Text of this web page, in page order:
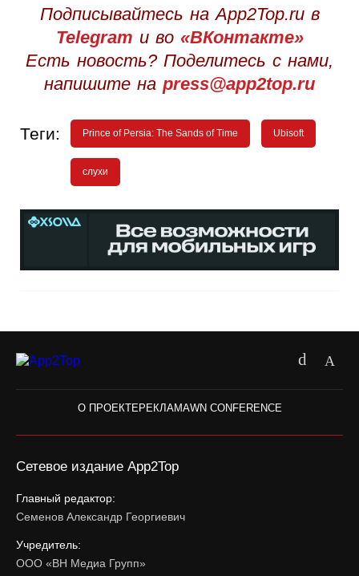
Подписывайтесь на App2Top.ru в
Telegram и во «ВКонтакте»
Есть новость? Поделитесь с нами,
напишите на press@app2top.ru
Теги: Prince of Persia: The Sands of Time Ubisoft
слухи
О ПРОЕКТЕ РЕКЛАМАWN CONFERENCE
Сетевое издание App2Top
Главный редактор:
Семенов Александр Георгиевич
Учредитель:
ООО «ВН Медиа Групп»